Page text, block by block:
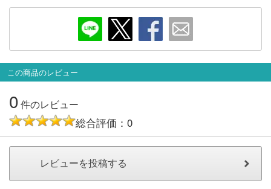
この商品のレビュー
0件のレビュー
総合評価：0